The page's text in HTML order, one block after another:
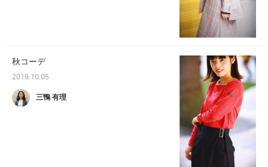
秋コーデ
2019.10.05
三鴨 有理